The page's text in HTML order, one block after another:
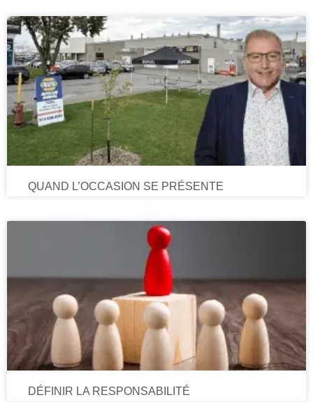
QUAND L’OCCASION SE PRÉSENTE
DÉFINIR LA RESPONSABILITÉ